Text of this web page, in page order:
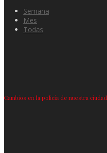
Semana
Mes
Todas
Cambios en la policía de nuestra ciudad